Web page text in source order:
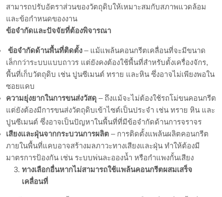
สามารถปรับอัตราส่วนของวัตถุดิบให้เหมาะสมกับสภาพแวดล้อม
และข้อกำหนดของงาน
ข้อจำกัดและปัจจัยที่ต้องพิจารณา
ข้อจำกัดด้านพื้นที่ติดตั้ง – แม้แพล้นคอนกรีตเคลื่อนที่จะมีขนาด
เล็กกว่าระบบแบบถาวร แต่ยังคงต้องใช้พื้นที่สำหรับตั้งเครื่องจักร,
พื้นที่เก็บวัตถุดิบ เช่น ปูนซีเมนต์ ทราย และหิน ซึ่งอาจไม่เพียงพอใน
ซอยแคบ
ความยุ่งยากในการขนส่งวัสดุ – ถึงแม้จะไม่ต้องใช้รถโม่ขนคอนกรีต
แต่ยังต้องมีการขนส่งวัตถุดิบเข้าไซต์เป็นประจำ เช่น ทราย หิน และ
ปูนซีเมนต์ ซึ่งอาจเป็นปัญหาในพื้นที่ที่มีข้อจำกัดด้านการจราจร
เสียงและฝุ่นจากกระบวนการผลิต – การติดตั้งแพล้นผลิตคอนกรีต
ภายในพื้นที่แคบอาจสร้างมลภาวะทางเสียงและฝุ่น ทำให้ต้องมี
มาตรการป้องกัน เช่น ระบบพ่นละอองน้ำ หรือกำแพงกั้นเสียง
ทางเลือกอื่นหากไม่สามารถใช้แพล้นคอนกรีตผสมเสร็จ
เคลื่อนที่